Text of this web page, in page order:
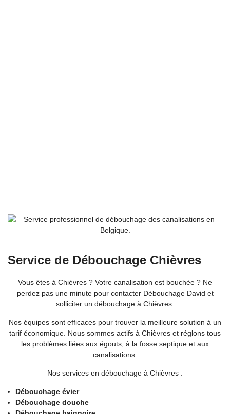
Service de Débouchage Chièvres
Vous êtes à Chièvres ? Votre canalisation est bouchée ? Ne
perdez pas une minute pour contacter Débouchage David et
solliciter un débouchage à Chièvres.
Nos équipes sont efficaces pour trouver la meilleure solution à un
tarif économique. Nous sommes actifs à Chièvres et réglons tous
les problèmes liées aux égouts, à la fosse septique et aux
canalisations.
Nos services en débouchage à Chièvres :
Débouchage évier
Débouchage douche